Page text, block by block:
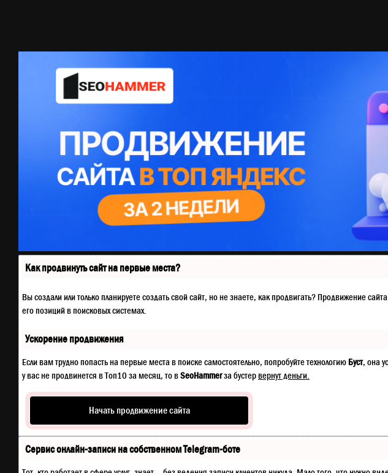
Как продвинуть сайт на первые места?
Вы создали или только планируете создать свой сайт, но не знаете, как продвигать? Продвижение
его позиций в поисковых системах.
Ускорение продвижения
Если вам трудно попасть на первые места в поиске самостоятельно, попробуйте технологию Буст, она
у вас не продвинется в Топ10 за месяц, то вSeoHammerза бустервернут деньги.
Начать продвижение сайта
Сервис онлайн-записи на собственном Telegram-боте